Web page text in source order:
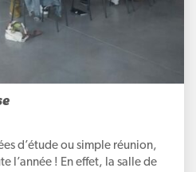
d’étude ou simple réunion,
l’année ! En effet, la salle de